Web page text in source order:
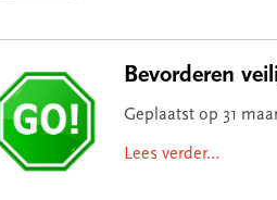
Bevorderen
Geplaatst op 31
Lees verder…